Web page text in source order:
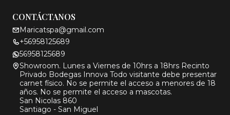
CONTÁCTANOS
Maricatspa@gmail.com
+56958125689
56958125689
Showroom. Lunes a Viernes de 10hrs a 18hrs Recinto
Privado Bodegas Innova Todo visitante debe presentar
carnet físico. No se permite el acceso a menores de 18
años. No se permite el acceso a mascotas.
San Nicolas 860
Santiago - San Miguel